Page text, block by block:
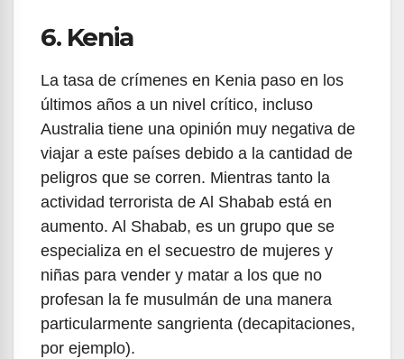
6. Kenia
La tasa de crímenes en Kenia paso en los
últimos años a un nivel crítico, incluso
Australia tiene una opinión muy negativa de
viajar a este países debido a la cantidad de
peligros que se corren. Mientras tanto la
actividad terrorista de Al Shabab está en
aumento. Al Shabab, es un grupo que se
especializa en el secuestro de mujeres y
niñas para vender y matar a los que no
profesan la fe musulmán de una manera
particularmente sangrienta (decapitaciones,
por ejemplo).